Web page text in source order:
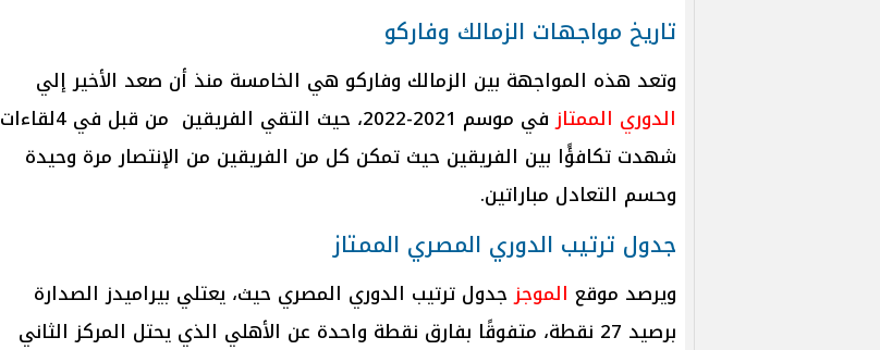
تاريخ مواجهات الزمالك وفاركو
وتعد هذه المواجهة بين الزمالك وفاركو هي الخامسة منذ أن صعد الأخير إلي
الدوري الممتاز
في موسم 2021-2022، حيث التقي الفريقين من قبل في 4لقاءات
شهدت تكافؤًا بين الفريقين حيث تمكن كل من الفريقين من الإنتصار مرة وحيدة
وحسم التعادل مباراتين.
جدول ترتيب الدوري المصري الممتاز
ويرصد موقع الموجزجدول ترتيب الدوري المصري حيث، يعتلي بيراميدز الصدارة
برصيد 27 نقطة، متفوقًا بفارق نقطة واحدة عن الأهلي الذي يحتل المركز الثاني